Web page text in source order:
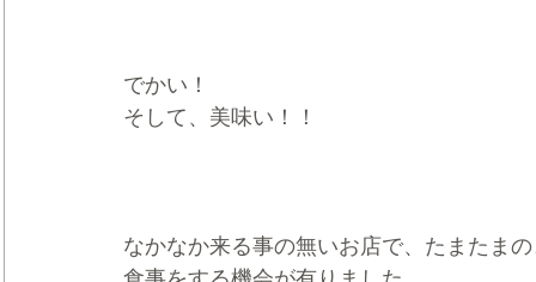
でかい！
そして、美味い！！
なかなか来る事の無いお店で、たまたま